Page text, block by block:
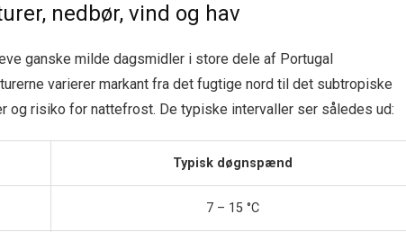
nedbør, vind og hav
ganske milde dagsmidler i store dele af Portugal
varierer markant fra det fugtige nord til det subtropiske
og risiko for nattefrost. De typiske intervaller ser således ud:
Typisk døgnspænd
7 – 15 °C